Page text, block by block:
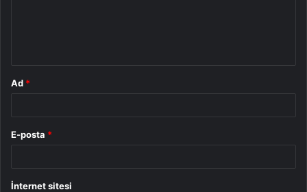
Ad *
E-posta *
İnternet sitesi